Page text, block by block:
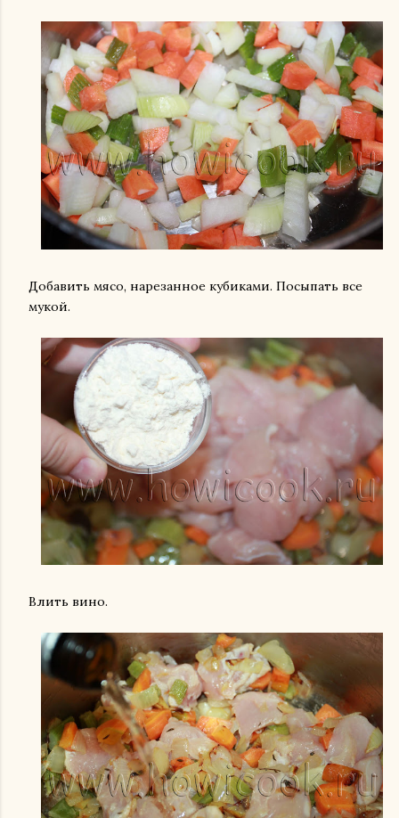
Добавить мясо, нарезанное кубиками. Посыпать все
мукой.
Влить вино.